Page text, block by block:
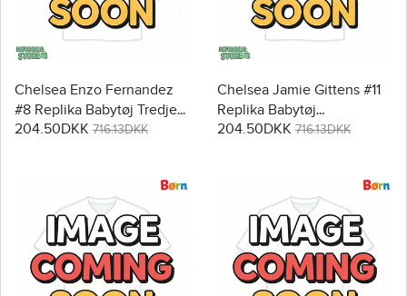
Chelsea Enzo Fernandez
#8 Replika Babytøj Tredje
sæt Børn 2026-27
204.50DKK 716.13DKK
Chelsea Jamie Gittens #11
Replika Babytøj
Hjemmebanesæt Børn
204.50DKK 716.13DKK